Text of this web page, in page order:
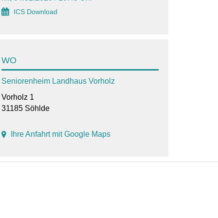
ICS Download
WO
Seniorenheim Landhaus Vorholz
Vorholz 1
31185 Söhlde
Ihre Anfahrt mit Google Maps